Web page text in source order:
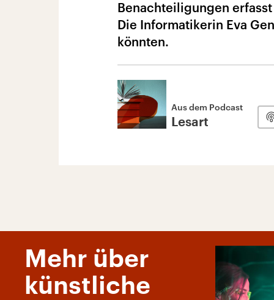
Benachteiligungen
Die Informatikerin Eva
könnten.
Aus dem Podcast
Lesart
Mehr über
künstliche